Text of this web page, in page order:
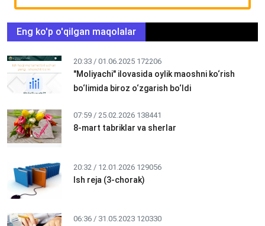
Eng ko'p o'qilgan maqolalar
20:33 / 01.06.2025 172206
"Moliyachi" ilovasida oylik maoshni ko‘rish
bo‘limida biroz o‘zgarish bo‘ldi
07:59 / 25.02.2026 138441
8-mart tabriklar va sherlar
20:32 / 12.01.2026 129056
Ish reja (3-chorak)
06:36 / 31.05.2023 120330